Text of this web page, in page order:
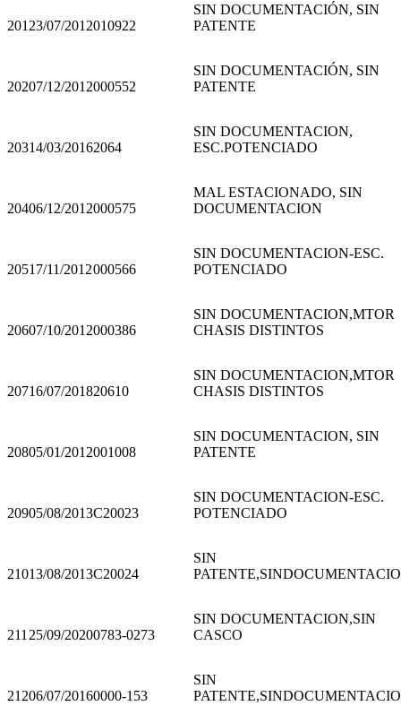
201 23/07/2012010922
SIN DOCUMENTACIÓN, SIN
PATENTE
20207/12/2012000552
SIN DOCUMENTACIÓN, SIN
PATENTE
20314/03/20162064
SIN DOCUMENTACION,
ESC.POTENCIADO
20406/12/2012000575
MAL ESTACIONADO, SIN
DOCUMENTACION
20517/11/2012000566
SIN DOCUMENTACION-ESC.
POTENCIADO
20607/10/2012000386
SIN DOCUMENTACION,MTOR
CHASIS DISTINTOS
20716/07/201820610
SIN DOCUMENTACION,MTOR
CHASIS DISTINTOS
20805/01/2012001008
SIN DOCUMENTACION, SIN
PATENTE
20905/08/2013C20023
SIN DOCUMENTACION-ESC.
POTENCIADO
21013/08/2013C20024
SIN
211 25/09/20200783-0273
SIN DOCUMENTACION,SIN
CASCO
21206/07/20160000-153
SIN